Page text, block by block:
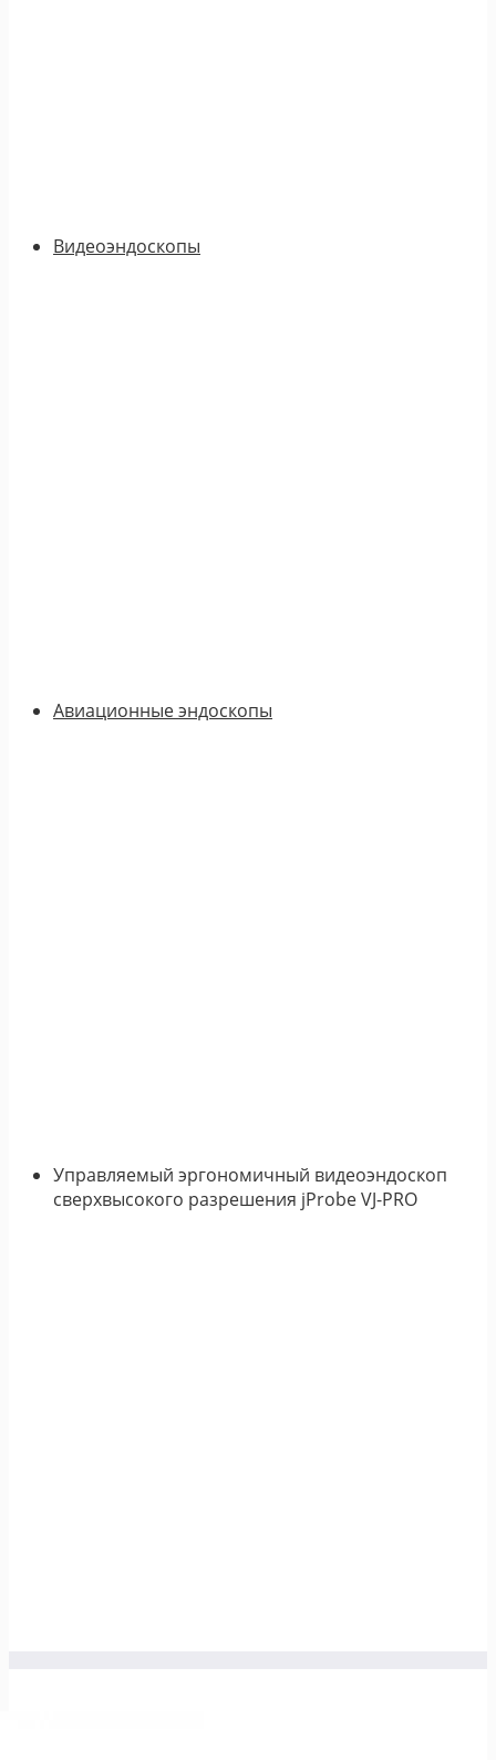
Видеоэндоскопы
Авиационные эндоскопы
Управляемый эргономичный видеоэндоскоп
сверхвысокого разрешения jProbe VJ-PRO